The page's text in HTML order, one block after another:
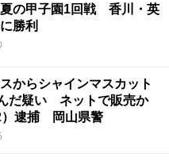
夏の甲子園1回戦 香川・英
勝利
からシャインマスカット
だ疑い ネットで販売か
）逮捕 岡山県警